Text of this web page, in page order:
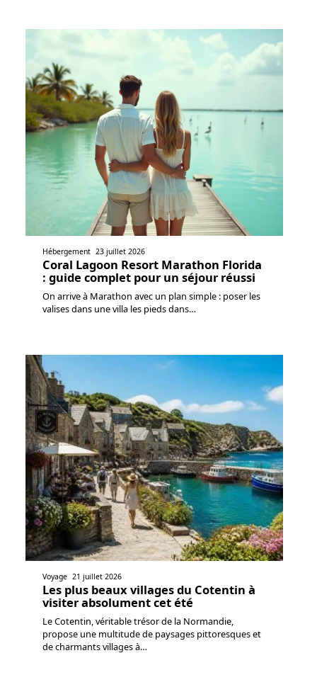
Hébergement 23 juillet 2026
Coral Lagoon Resort Marathon Florida
: guide complet pour un séjour réussi
On arrive à Marathon avec un plan simple : poser les
valises dans une villa les pieds dans…
Voyage 21 juillet 2026
Les plus beaux villages du Cotentin à
visiter absolument cet été
Le Cotentin, véritable trésor de la Normandie,
propose une multitude de paysages pittoresques et
de charmants villages à…